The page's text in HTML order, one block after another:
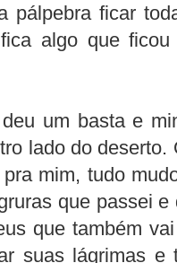
pálpebra ficar
algo que
um basta e
lado do deserto.
mim, tudo
que passei
que também
suas lágrimas e